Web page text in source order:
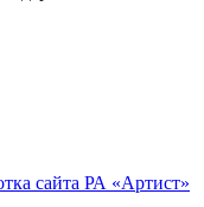
сайта РА «Артист»